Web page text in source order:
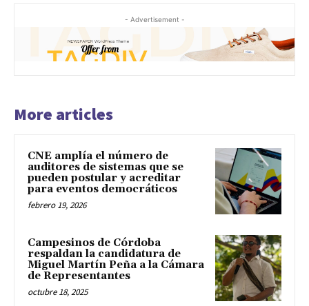
- Advertisement -
More articles
CNE amplía el número de
auditores de sistemas que se
pueden postular y acreditar
para eventos democráticos
febrero 19, 2026
Campesinos de Córdoba
respaldan la candidatura de
Miguel Martín Peña a la Cámara
de Representantes
octubre 18, 2025